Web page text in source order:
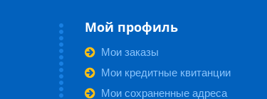
Мой профиль
Мои заказы
Мои кредитные квитанции
Мои сохраненные адреса